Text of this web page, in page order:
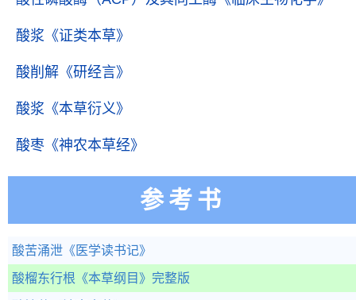
酸浆 《证类本草》
酸削解 《研经言》
酸浆 《本草衍义》
酸枣 《神农本草经》
参考书
酸苦涌泄 《医学读书记》
酸榴东行根 《本草纲目》完整版